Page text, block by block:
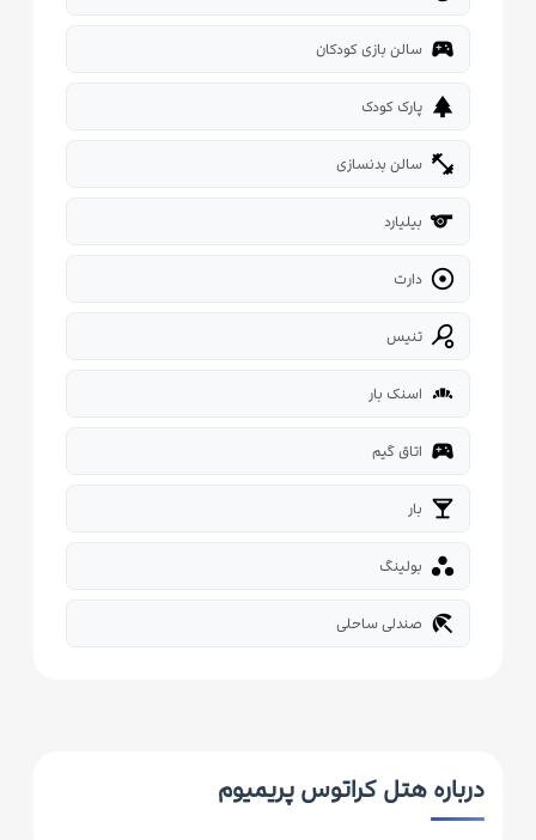
sports_esports سالن بازی کودکان
park پارک کودک
fitness_center سالن بدنسازی
بیلیارد
 دارت
sports_tennis تنیس
bakery_dining اسنک بار
sports_esports اتاق گیم
local_bar بار
 بولینگ
beach_access صندلی ساحلی
درباره هتل کراتوس پریمیوم